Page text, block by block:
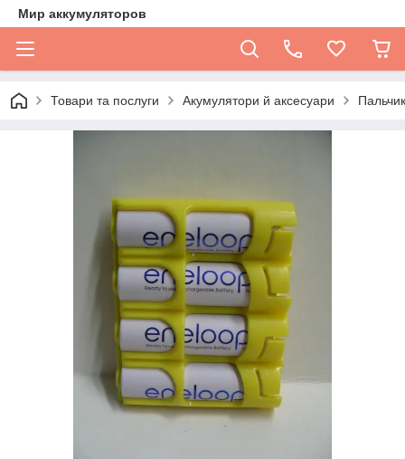
Мир аккумуляторов
Товари та послуги Акумулятори й аксесуари